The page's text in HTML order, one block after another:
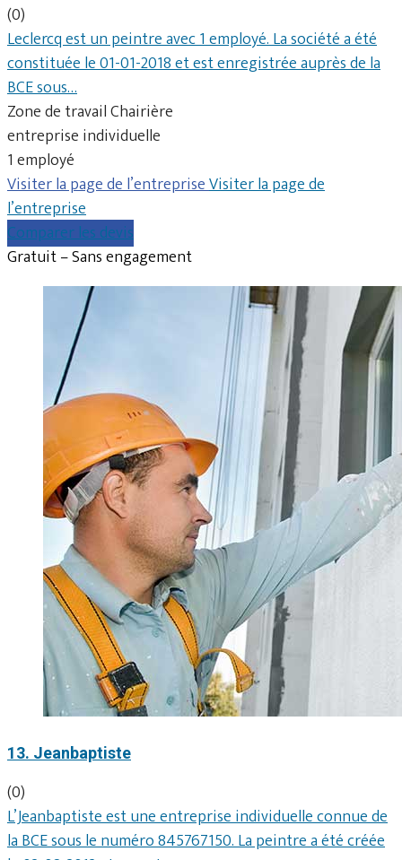
(0)
Leclercq est un peintre avec 1 employé. La société a été
constituée le 01-01-2018 et est enregistrée auprès de la
BCE sous…
Zone de travail Chairière
entreprise individuelle
1 employé
Visiter la page de l’entrepriseVisiter la page de
l’entreprise
Comparer les devis
Gratuit – Sans engagement
13. Jeanbaptiste
(0)
L’Jeanbaptiste est une entreprise individuelle connue de
la BCE sous le numéro 845767150. La peintre a été créée